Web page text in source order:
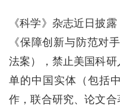
《科学》杂志近日披
《保障创新与防范对
法案），禁止美国科
单的中国实体（包括
作，联合研究、论文